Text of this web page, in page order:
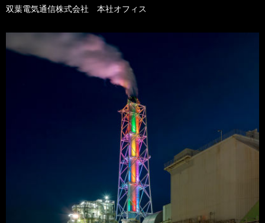
双葉電気通信株式会社 本社オフィス